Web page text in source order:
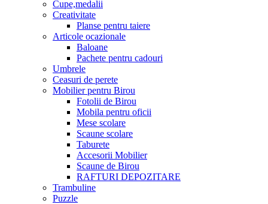
Cupe,medalii
Creativitate
Planse pentru taiere
Articole ocazionale
Baloane
Pachete pentru cadouri
Umbrele
Ceasuri de perete
Mobilier pentru Birou
Fotolii de Birou
Mobila pentru oficii
Mese scolare
Scaune scolare
Taburete
Accesorii Mobilier
Scaune de Birou
RAFTURI DEPOZITARE
Trambuline
Puzzle